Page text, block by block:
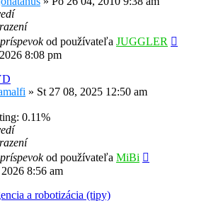
od používateľa JUGGLER
8:08 pm
» St 27 08, 2025 12:50 am
0.11%
od používateľa MiBi
8:56 am
a robotizácia (tipy)